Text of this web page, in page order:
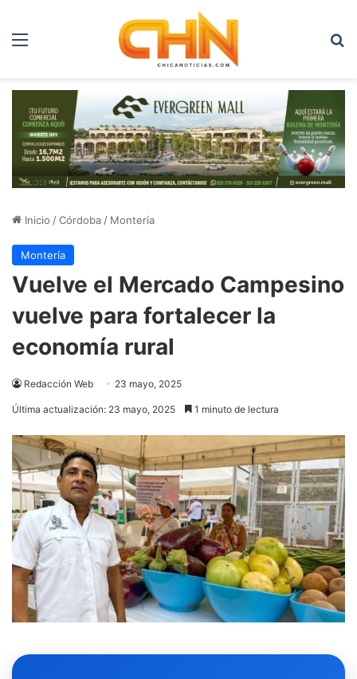
Menú
Inicio /Córdoba / Montería
Montería
Vuelve el Mercado Campesino
vuelve para fortalecer la
economía rural
Redacción Web 23 mayo, 2025
Última actualización: 23 mayo, 2025 1 minuto de lectura